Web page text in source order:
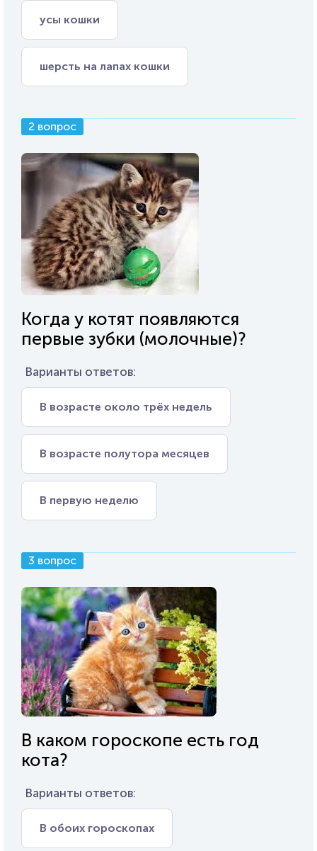
усы кошки
шерсть на лапах кошки
2 вопрос
Когда у котят появляются
первые зубки (молочные)?
Варианты ответов:
В возрасте около трёх недель
В возрасте полутора месяцев
В первую неделю
3 вопрос
В каком гороскопе есть год
кота?
Варианты ответов:
В обоих гороскопах